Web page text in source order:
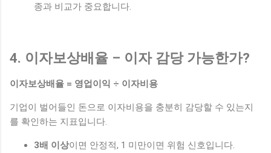
종과 비교가 중요합니다.
4. 이자보상배율 – 이자 감당 가능한가?
이자보상배율 = 영업이익 ÷ 이자비용
기업이 벌어들인 돈으로 이자비용을 충분히 감당할 수 있는지
를 확인하는 지표입니다.
3배 이상이면 안정적, 1 미만이면 위험 신호입니다.